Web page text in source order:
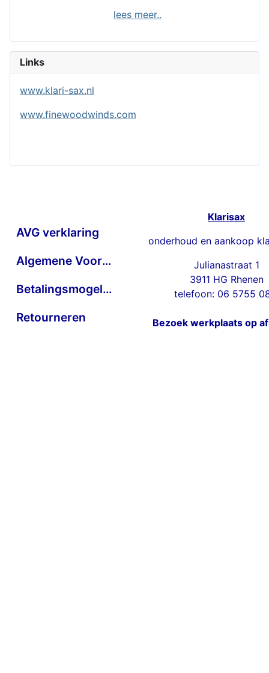
lees meer..
Links
www.klari-sax.nl
www.finewoodwinds.com
AVG verklaring
Algemene Voorwaarden
Betalingsmogelijkheden
Retourneren
Klarisax
onderhoud en aankoop
Julianastraat 1
3911 HG Rhenen
telefoon: 06 5755
Bezoek werkplaats op